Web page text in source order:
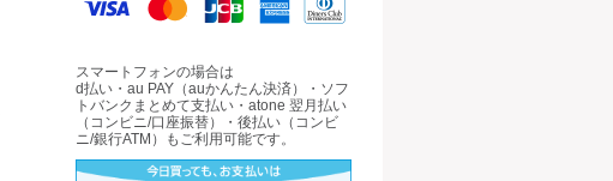
スマートフォンの場合は
d払い・au PAY（auかんたん決済）・ソフ
トバンクまとめて支払い・atone 翌月払い
（コンビニ/口座振替）・後払い（コンビ
ニ/銀行ATM）もご利用可能です。